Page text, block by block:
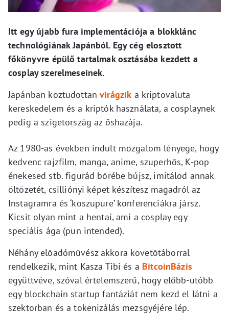
Itt egy újabb fura implementációja a blokklánc
technológiának Japánból. Egy cég elosztott
főkönyvre épülő tartalmak osztásába kezdett a
cosplay szerelmeseinek.
Japánban köztudottanvirágzik a kriptovaluta
kereskedelem és a kriptók használata, a cosplaynek
pedig a szigetország az őshazája.
Az 1980-as években indult mozgalom lényege, hogy
kedvenc rajzfilm, manga, anime, szuperhős, K-pop
énekesed stb. figurád bőrébe bújsz, imitálod annak
öltözetét, csilliónyi képet készítesz magadról az
Instagramra és ‘koszupure’ konferenciákra jársz.
Kicsit olyan mint a hentai, ami a cosplay egy
speciális ága (pun intended).
Néhány előadóművész akkora követőtáborral
rendelkezik, mint Kasza Tibi és a BitcoinBázis
együttvéve, szóval értelemszerű, hogy előbb-utóbb
egy blockchain startup fantáziát nem kezd el látni a
szektorban és a tokenizálás mezsgyéjére lép.